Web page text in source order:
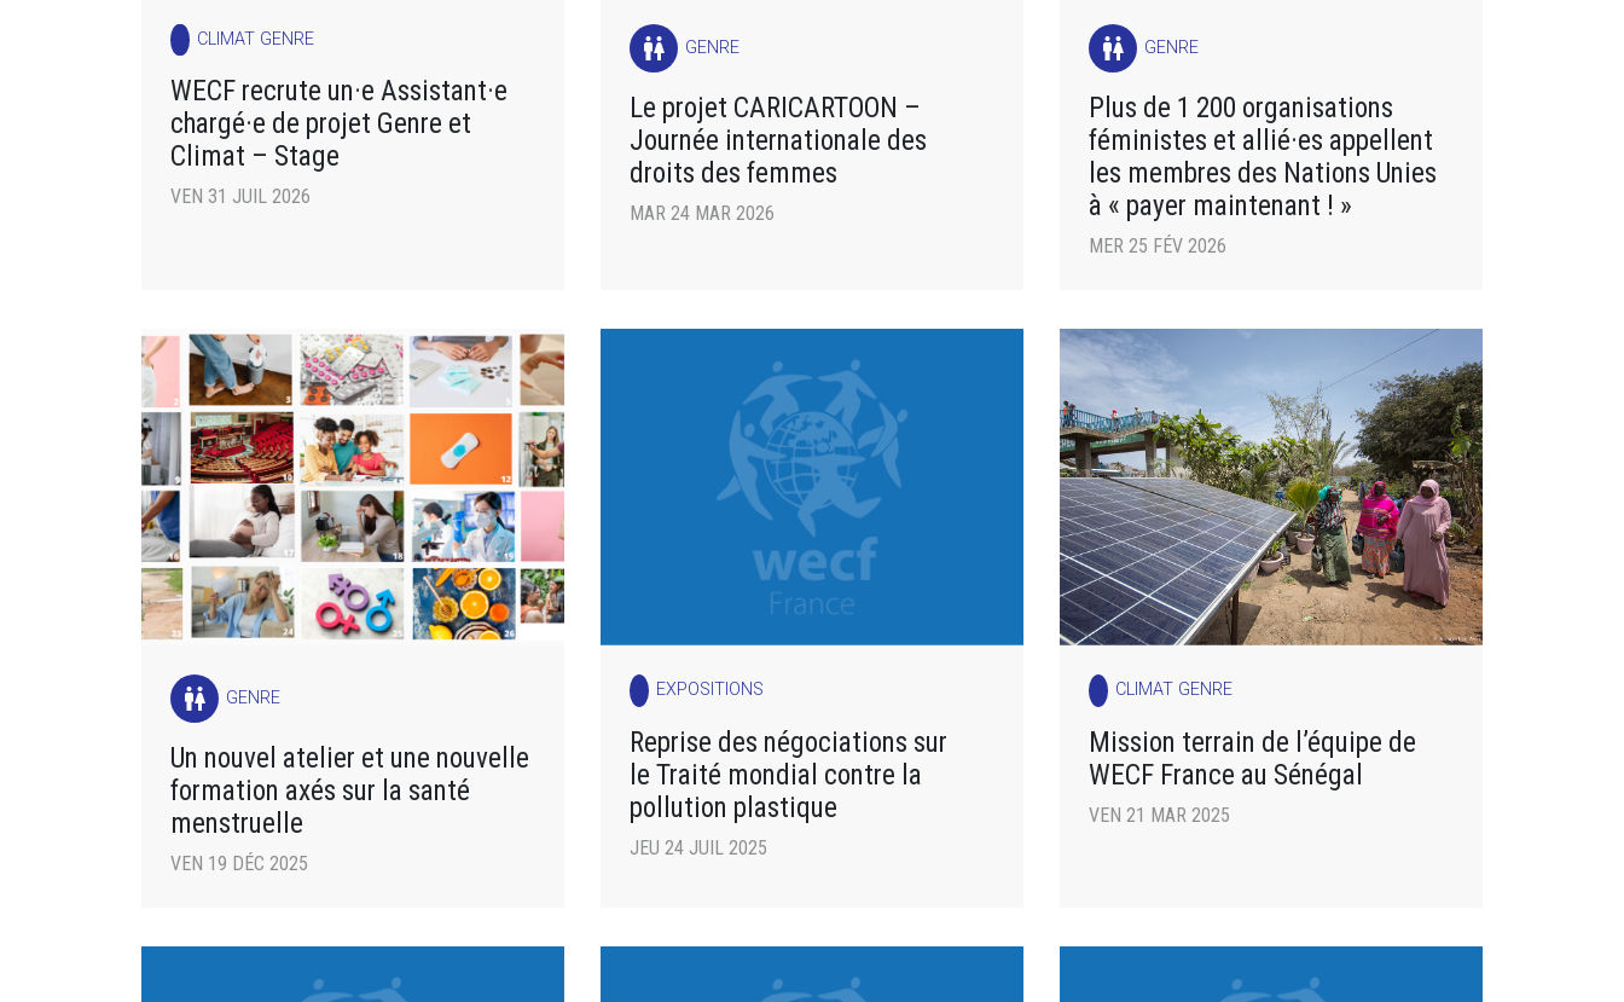
CLIMAT GENRE
WECF recrute un·e Assistant·e
chargé·e de projet Genre et
Climat – Stage
VEN 31 JUIL 2026
wc GENRE
Le projet CARICARTOON –
Journée internationale des
droits des femmes
MAR 24 MAR 2026
wc GENRE
Plus de 1 200 organisations
féministes et allié·es appellent
les membres des Nations Unies
à « payer maintenant ! »
MER 25 FÉV 2026
wc GENRE
Un nouvel atelier et une nouvelle
formation axés sur la santé
menstruelle
VEN 19 DÉC 2025
EXPOSITIONS
Reprise des négociations sur
le Traité mondial contre la
pollution plastique
JEU 24 JUIL 2025
CLIMAT GENRE
Mission terrain de l’équipe de
WECF France au Sénégal
VEN 21 MAR 2025